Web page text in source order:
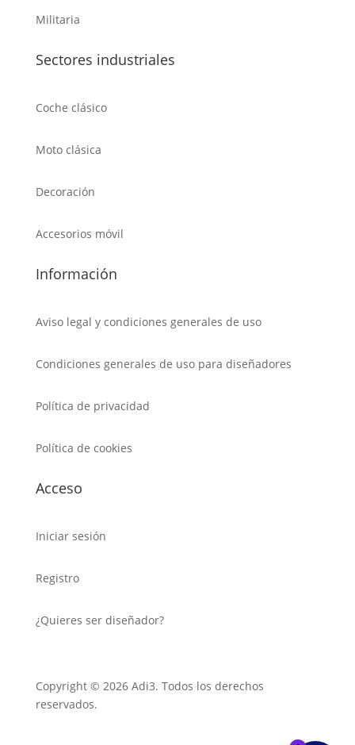
Militaria
Sectores industriales
Coche clásico
Moto clásica
Decoración
Accesorios móvil
Información
Aviso legal y condiciones generales de uso
Condiciones generales de uso para diseñadores
Política de privacidad
Política de cookies
Acceso
Iniciar sesión
Registro
¿Quieres ser diseñador?
Copyright © 2026 Adi3. Todos los derechos
reservados.